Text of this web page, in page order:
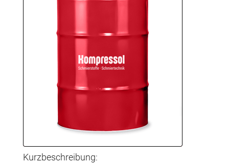
Kurzbeschreibung: